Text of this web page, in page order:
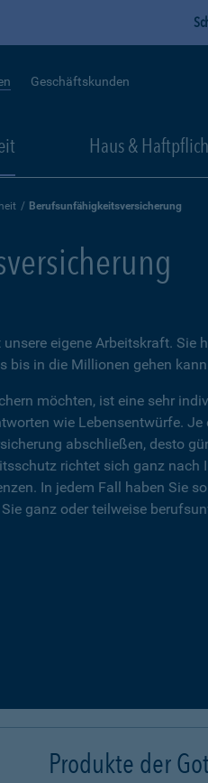
Geschäftskunden
Haus &
Berufsunfähigkeitsversicherung
eigene Arbeitskraft. Sie
bis in die Millionen gehen
möchten, ist eine sehr
wie Lebensentwürfe. Je
abschließen, desto
richtet sich ganz nach
In jedem Fall haben Sie
ganz oder teilweise
Produkte der